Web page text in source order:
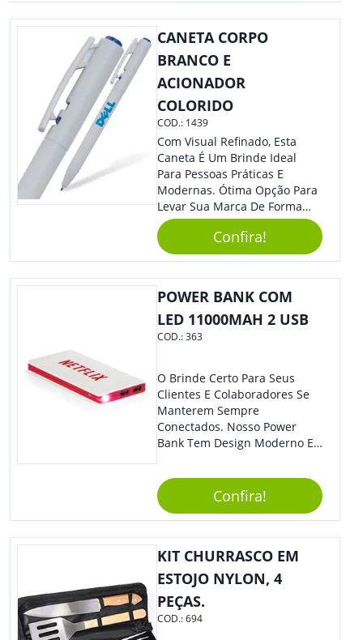
Colaboradores, Sem Dúvidas
Eles Irão Adorar.
CANETA CORPO
BRANCO E
ACIONADOR
COLORIDO
COD.: 1439
Com Visual Refinado, Esta
Caneta É Um Brinde Ideal
Para Pessoas Práticas E
Modernas. Ótima Opção Para
Levar Sua Marca De Forma
Estilosa, Agregando Valor Para
Sua Empresa Em Eventos,
Reuniões Corporativas Ou Até
Confira!
POWER BANK COM
LED 11000MAH 2 USB
COD.:363
O Brinde Certo Para Seus
Clientes E Colaboradores Se
Manterem Sempre
Conectados. Nosso Power
Bank Tem Design Moderno E
Na Bolsa Ou Na Mochila.
Compatível Com Diversos
Aparelhos, O Brinde É Super
Eficiente E Ágil, Ideal Para
Quem Busca Praticidade No
Dia A Dia. Personalize-O Com
Sua Marca E Tenha Ainda
Mais Destaque Em Eventos E
Feiras De Negócios.
Confira!
KIT CHURRASCO EM
ESTOJO NYLON, 4
PEÇAS.
COD.:694